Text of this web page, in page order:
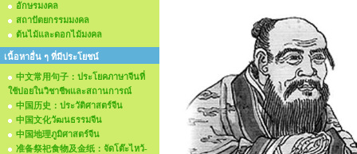
อักษรมงคล
สถาปัตยกรรมมงคล
ต้นไม้และดอกไม้มงคล
เนื้อหาอื่น ๆ ที่มีประโยชน์
中文常用句子：ประโยคภาษาจีนที่
ใช้บ่อยในวิชาชีพและสถานการณ์
中国历史：ประวัติศาสตร์จีน
中国文化วัฒนธรรมจีน
中国地理ภูมิศาสตร์จีน
准备祭祀食物及金纸：จัดโต๊ะไหว้-